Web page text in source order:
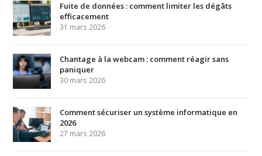
Fuite de données : comment limiter les dégâts
efficacement
31 mars 2026
Chantage à la webcam : comment réagir sans
paniquer
30 mars 2026
Comment sécuriser un système informatique en
2026
27 mars 2026